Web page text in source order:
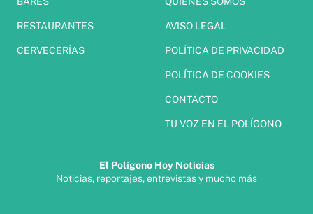
RESTAURANTES
CERVECERÍAS
AVISO LEGAL
POLÍTICA DE PRIVACIDAD
POLÍTICA DE COOKIES
CONTACTO
TU VOZ EN EL POLÍGONO
El Polígono Hoy Noticias
Noticias, reportajes, entrevistas y mucho más